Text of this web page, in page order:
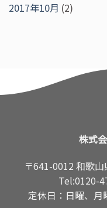
2017年10月 (2)
株式
〒641-0012 和歌
Tel:0120-
定休日：日曜、月